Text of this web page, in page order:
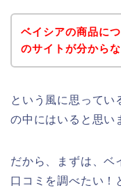
ベイシアの商品に
のサイトが分からな
という風に思ってい
の中にはいると思い
だから、まずは、ベ
口コミを調べたい！